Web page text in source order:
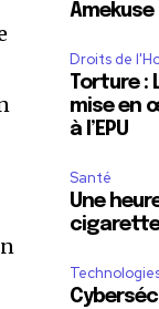
Amekuse
Droits de
Torture :
mise en
à l’EPU
Santé
Une